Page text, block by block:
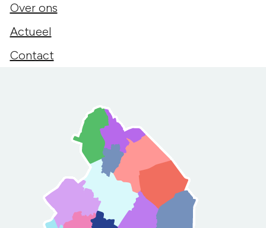
Over ons
Actueel
Contact